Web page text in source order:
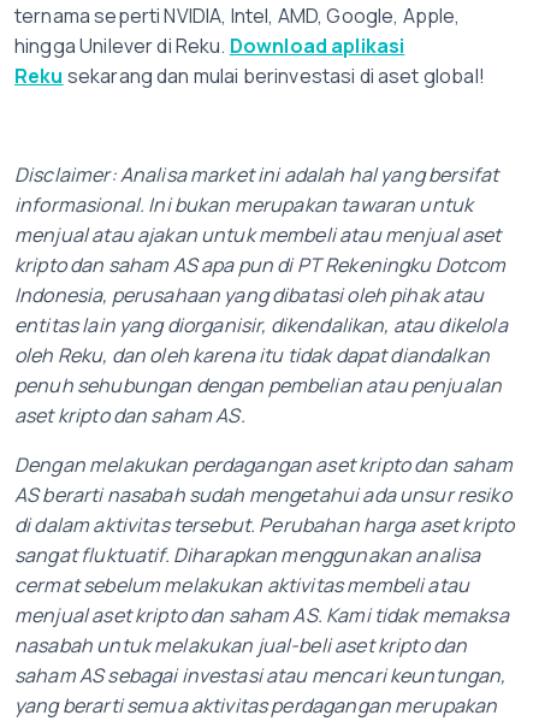
ternama seperti NVIDIA, Intel, AMD, Google, Apple,
hingga Unilever di Reku. Download aplikasi
Reku sekarang dan mulai berinvestasi di aset global!
Disclaimer: Analisa market ini adalah hal yang bersifat
informasional. Ini bukan merupakan tawaran untuk
menjual atau ajakan untuk membeli atau menjual aset
kripto dan saham AS apa pun di PT Rekeningku Dotcom
Indonesia, perusahaan yang dibatasi oleh pihak atau
entitas lain yang diorganisir, dikendalikan, atau dikelola
oleh Reku, dan oleh karena itu tidak dapat diandalkan
penuh sehubungan dengan pembelian atau penjualan
aset kripto dan saham AS.
Dengan melakukan perdagangan aset kripto dan saham
AS berarti nasabah sudah mengetahui ada unsur resiko
di dalam aktivitas tersebut. Perubahan harga aset kripto
sangat fluktuatif. Diharapkan menggunakan analisa
cermat sebelum melakukan aktivitas membeli atau
menjual aset kripto dan saham AS. Kami tidak memaksa
nasabah untuk melakukan jual-beli aset kripto dan
saham AS sebagai investasi atau mencari keuntungan,
yang berarti semua aktivitas perdagangan merupakan